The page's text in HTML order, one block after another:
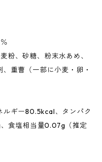
粉、砂糖、粉末水あめ、
重曹（一部に小麦・卵・
ルギー80.5kcal、タンパク
食塩相当量0.07g（推定